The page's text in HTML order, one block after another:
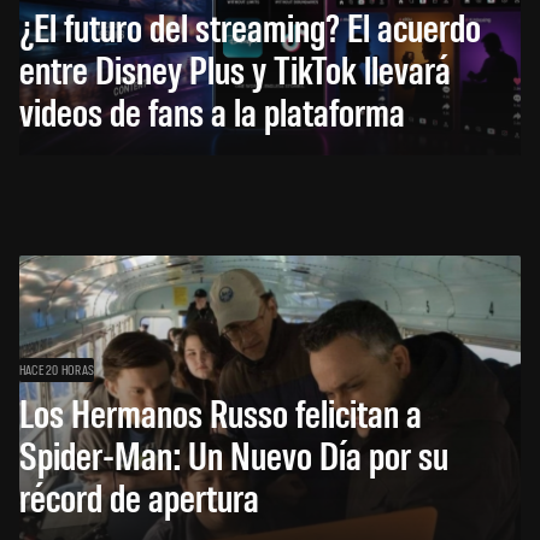
¿El futuro del streaming? El acuerdo
entre Disney Plus y TikTok llevará
videos de fans a la plataforma
HACE 20 HORAS
Los Hermanos Russo felicitan a
Spider-Man: Un Nuevo Día por su
récord de apertura